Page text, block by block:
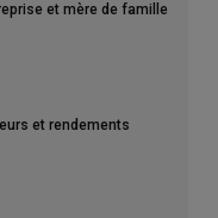
et mère de famille
et rendements